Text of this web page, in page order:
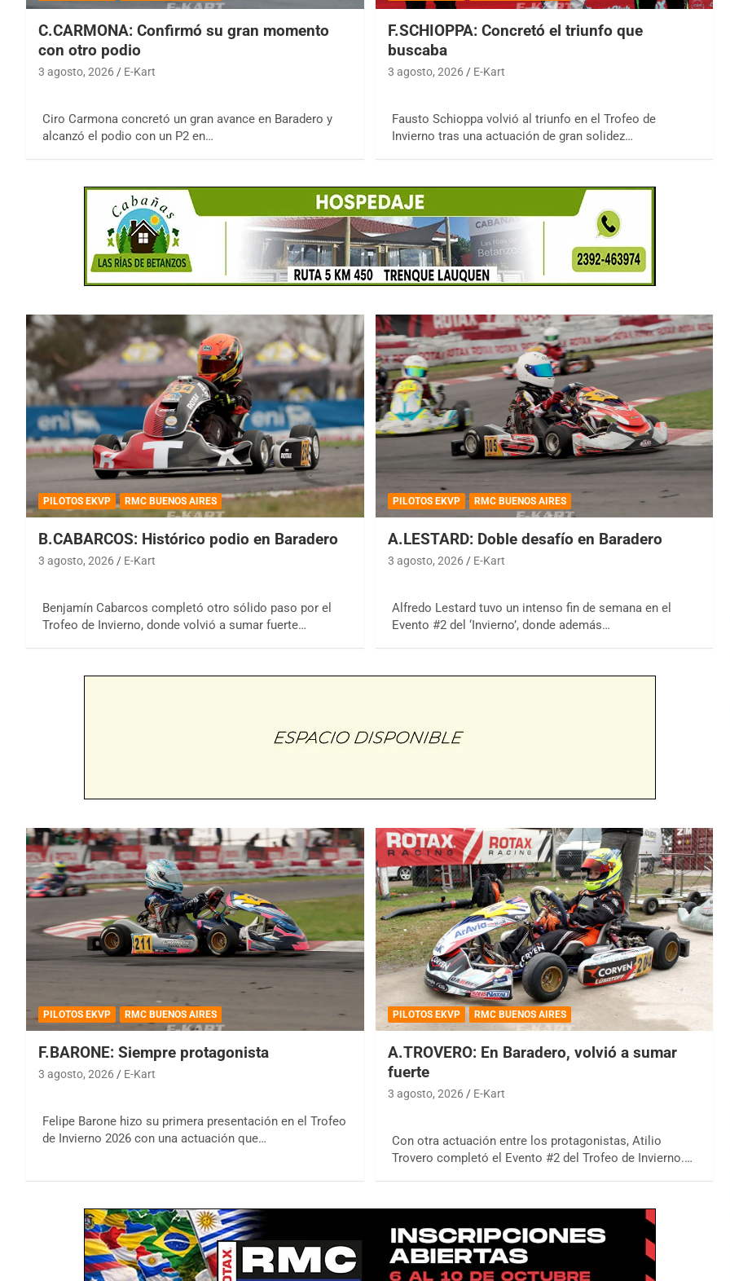
C.CARMONA: Confirmó su gran momento
con otro podio
3 agosto, 2026 E-Kart
Ciro Carmona concretó un gran avance en Baradero y
alcanzó el podio con un P2 en…
F.SCHIOPPA: Concretó el triunfo que
buscaba
3 agosto, 2026 E-Kart
Fausto Schioppa volvió al triunfo en el Trofeo de
Invierno tras una actuación de gran solidez…
PILOTOS EKVP RMC BUENOS AIRES
B.CABARCOS: Histórico podio en Baradero
3 agosto, 2026 E-Kart
Benjamín Cabarcos completó otro sólido paso por el
Trofeo de Invierno, donde volvió a sumar fuerte…
PILOTOS EKVP RMC BUENOS AIRES
A.LESTARD: Doble desafío en Baradero
3 agosto, 2026 E-Kart
Alfredo Lestard tuvo un intenso fin de semana en el
Evento #2 del ‘Invierno’, donde además…
PILOTOS EKVP RMC BUENOS AIRES
F.BARONE: Siempre protagonista
3 agosto, 2026 E-Kart
Felipe Barone hizo su primera presentación en el Trofeo
de Invierno 2026 con una actuación que…
PILOTOS EKVP RMC BUENOS AIRES
A.TROVERO: En Baradero, volvió a sumar
fuerte
3 agosto, 2026 E-Kart
Con otra actuación entre los protagonistas, Atilio
Trovero completó el Evento #2 del Trofeo de Invierno.…